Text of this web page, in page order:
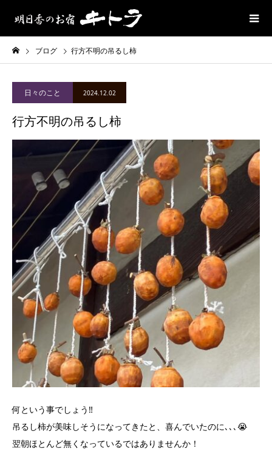
ブログ 行方不明の吊るし柿
日々のこと 2024.12.02
行方不明の吊るし柿
何という事でしょう‼️
吊るし柿が美味しそうになってきたと、喜んでいたのに､､､😭
翌朝ほとんど無くなっているではありませんか！